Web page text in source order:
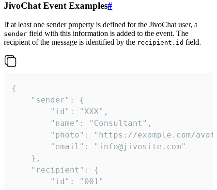
JivoChat Event Examples#
If at least one sender property is defined for the JivoChat user, a
sender field with this information is added to the event. The
recipient of the message is identified by the recipient.id field.
{